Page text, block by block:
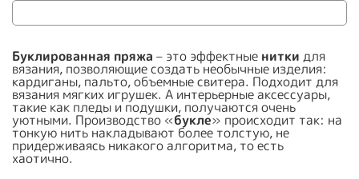
Буклированная пряжа – это эффектные нитки для
вязания, позволяющие создать необычные изделия:
кардиганы, пальто, объемные свитера. Подходит для
вязания мягких игрушек. А интерьерные аксессуары,
такие как пледы и подушки, получаются очень
уютными. Производство «букле» происходит так: на
тонкую нить накладывают более толстую, не
придерживаясь никакого алгоритма, то есть
хаотично.